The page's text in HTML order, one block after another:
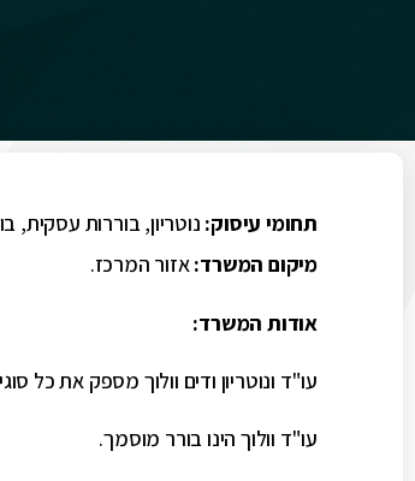
תחומי עיסוק: נוטריון, בוררות עסקית,
מיקום המשרד:אזור המרכז.
אודות המשרד:
עו"ד ונוטריון ודים וולוך מספק את כל
עו"ד וולוך הינו בורר מוסמך.